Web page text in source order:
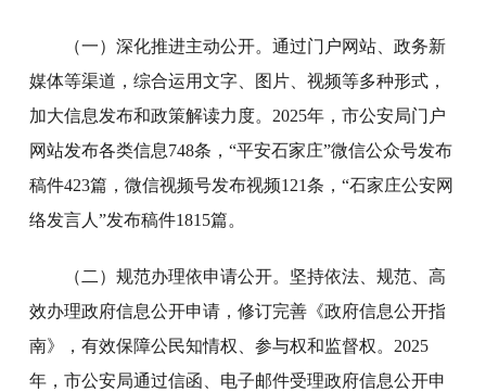
（一）深化推进主动公开。通过门户网站、政务新
媒体等渠道，综合运用文字、图片、视频等多种形式，
加大信息发布和政策解读力度。2025年，市公安局门户
网站发布各类信息748条，“平安石家庄”微信公众号发布
稿件423篇，微信视频号发布视频121条，“石家庄公安网
络发言人”发布稿件1815篇。
（二）规范办理依申请公开。坚持依法、规范、高
效办理政府信息公开申请，修订完善《政府信息公开指
南》，有效保障公民知情权、参与权和监督权。2025
年，市公安局通过信函、电子邮件受理政府信息公开申